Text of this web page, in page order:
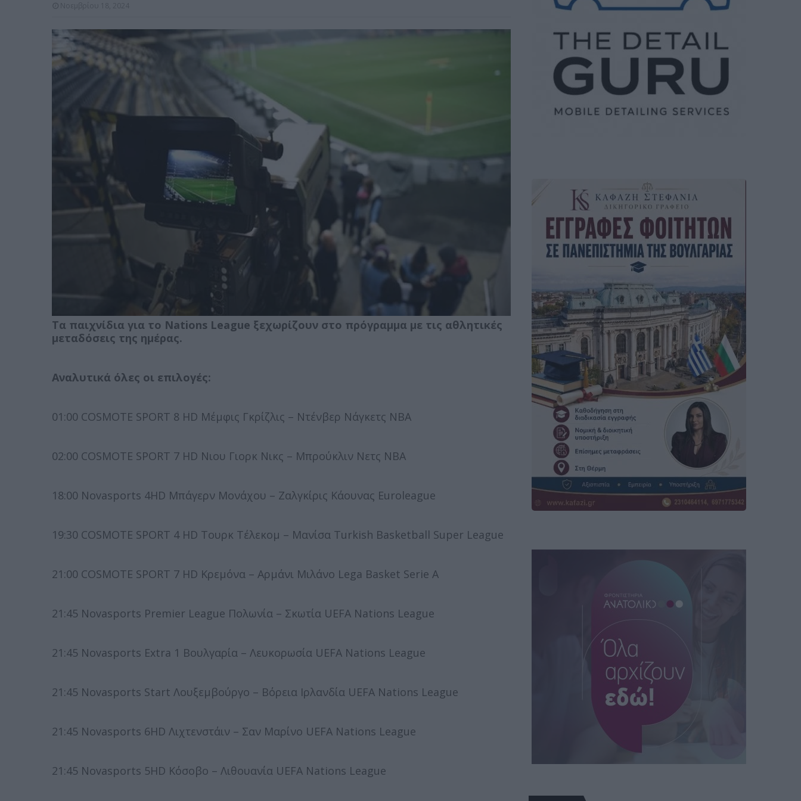
Τα παιχνίδια για το Nations League ξεχωρίζουν στο πρόγραμμα με τις αθλητικές
μεταδόσεις της ημέρας.
Αναλυτικά όλες οι επιλογές:
01:00 COSMOTE SPORT 8 HD Μέμφις Γκρίζλις – Ντένβερ Νάγκετς NBA
02:00 COSMOTE SPORT 7 HD Νιου Γιορκ Νικς – Μπρούκλιν Νετς NBA
18:00 Novasports 4HD Μπάγερν Μονάχου – Ζαλγκίρις Κάουνας Euroleague
19:30 COSMOTE SPORT 4 HD Τουρκ Τέλεκομ – Μανίσα Turkish Basketball Super League
21:00 COSMOTE SPORT 7 HD Κρεμόνα – Αρμάνι Μιλάνο Lega Basket Serie A
21:45 Novasports Premier League Πολωνία – Σκωτία UEFA Nations League
21:45 Novasports Extra 1 Βουλγαρία – Λευκορωσία UEFA Nations League
21:45 Novasports Start Λουξεμβούργο – Βόρεια Ιρλανδία UEFA Nations League
21:45 Novasports 6HD Λιχτενστάιν – Σαν Μαρίνο UEFA Nations League
21:45 Novasports 5HD Κόσοβο – Λιθουανία UEFA Nations League